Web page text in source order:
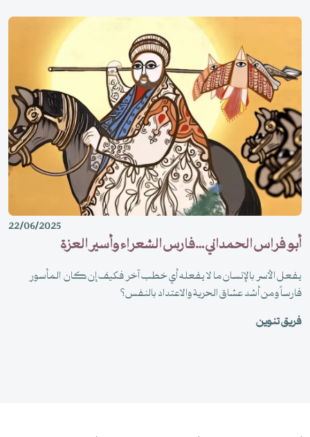
22/06/2025
أبو فراس الحمداني …فارس الشعراء وأسير العزة
يفعل الأسر بالإنسان ما لا يفعله أي خطب آخر فكيف إن كان المأسور
فارساً ومن أشد عشاق الحرية والاعتداد بالنفس؟
فريق تنوين